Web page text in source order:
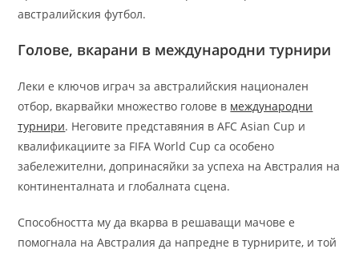
австралийския футбол.
Голове, вкарани в международни турнири
Леки е ключов играч за австралийския национален
отбор, вкарвайки множество голове в международни
турнири. Неговите представяния в AFC Asian Cup и
квалификациите за FIFA World Cup са особено
забележителни, допринасяйки за успеха на Австралия на
континенталната и глобалната сцена.
Способността му да вкарва в решаващи мачове е
помогнала на Австралия да напредне в турнирите, и той